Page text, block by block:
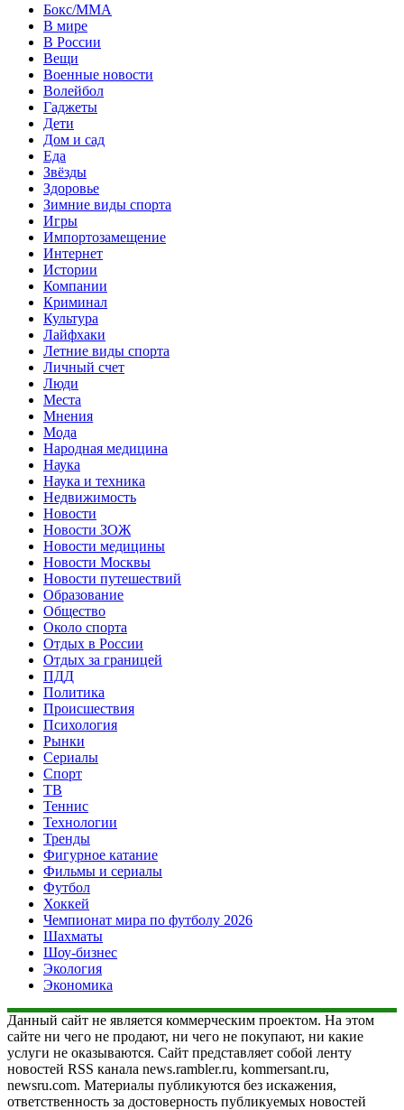
Бокс/MMA
В мире
В России
Вещи
Военные новости
Волейбол
Гаджеты
Дети
Дом и сад
Еда
Звёзды
Здоровье
Зимние виды спорта
Игры
Импортозамещение
Интернет
Истории
Компании
Криминал
Культура
Лайфхаки
Летние виды спорта
Личный счет
Люди
Места
Мнения
Мода
Народная медицина
Наука
Наука и техника
Недвижимость
Новости
Новости ЗОЖ
Новости медицины
Новости Москвы
Новости путешествий
Образование
Общество
Около спорта
Отдых в России
Отдых за границей
ПДД
Политика
Происшествия
Психология
Рынки
Сериалы
Спорт
ТВ
Теннис
Технологии
Тренды
Фигурное катание
Фильмы и сериалы
Футбол
Хоккей
Чемпионат мира по футболу 2026
Шахматы
Шоу-бизнес
Экология
Экономика
Данный сайт не является коммерческим проектом. На этом
сайте ни чего не продают, ни чего не покупают, ни какие
услуги не оказываются. Сайт представляет собой ленту
новостей RSS канала news.rambler.ru, kommersant.ru,
newsru.com. Материалы публикуются без искажения,
ответственность за достоверность публикуемых новостей